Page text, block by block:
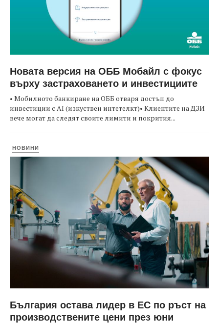
Новата версия на ОББ Мобайл с фокус
върху застраховането и инвестициите
• Мобилното банкиране на ОББ отваря достъп до
инвестиции с AI (изкуствен интетелкт)• Клиентите на ДЗИ
вече могат да следят своите лимити и покрития...
НОВИНИ
България остава лидер в ЕС по ръст на
производствените цени през юни